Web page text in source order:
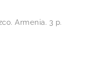
Armenia. 3 p.